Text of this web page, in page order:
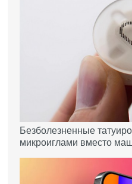
Безболезненные
микроиглами вместо